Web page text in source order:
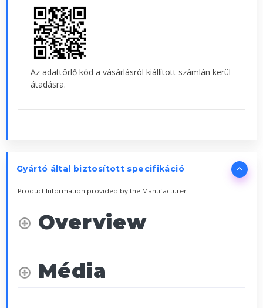
Az adattörlő kód a vásárlásról kiállított számlán kerül
átadásra.
Gyártó által biztosított specifikáció
Product Information provided by the Manufacturer
Overview
Média